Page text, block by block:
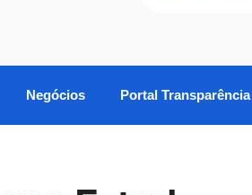
Negócios Portal Transparência